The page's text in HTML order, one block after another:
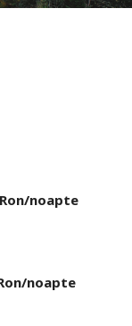
noapte
noapte